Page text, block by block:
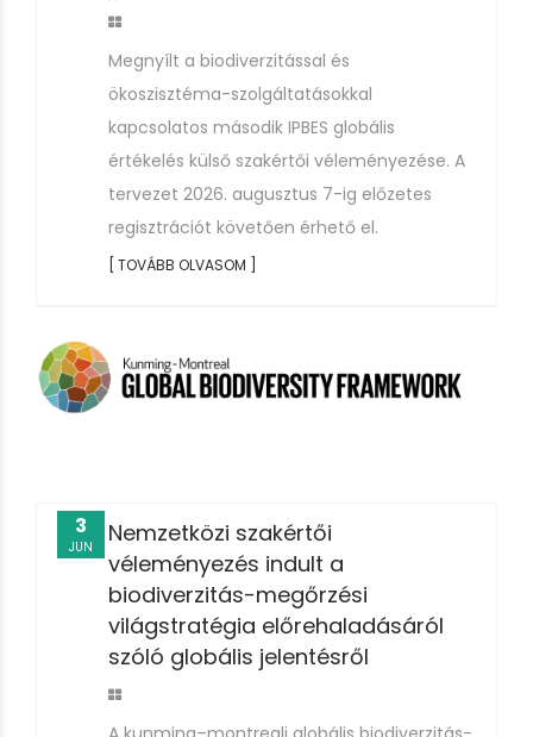
Megnyílt a biodiverzitással és
ökoszisztéma-szolgáltatásokkal
kapcsolatos második IPBES globális
értékelés külső szakértői véleményezése. A
tervezet 2026. augusztus 7-ig előzetes
regisztrációt követően érhető el.
[ TOVÁBB OLVASOM ]
Nemzetközi szakértői
véleményezés indult a
biodiverzitás-megőrzési
világstratégia előrehaladásáról
szóló globális jelentésről
3
JUN